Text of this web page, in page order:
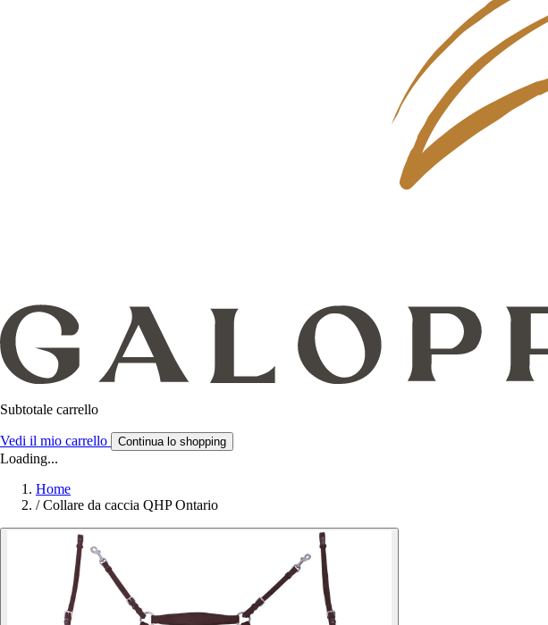
Subtotale carrello
Vedi il mio carrello Continua lo shopping
Loading...
Home
/ Collare da caccia QHP Ontario